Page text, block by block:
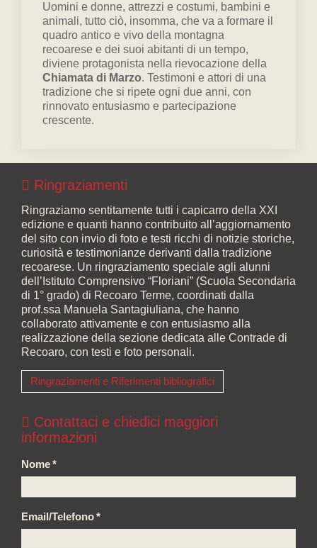
Uomini e donne, attrezzi e costumi, bambini e
animali, tutto ciò, insomma, che va a formare il
quadro antico e vivo della montagna
recoarese e dei suoi abitanti di un tempo,
diviene protagonista nella rievocazione della
Chiamata di Marzo. Testimoni e attori di una
tradizione che si ripete ogni due anni, con
rinnovato entusiasmo e partecipazione
crescente.
Ringraziamenti
Ringraziamo sentitamente tutti i capicarro della XXI
edizione e quanti hanno contribuito all’aggiornamento
del sito con invio di foto e testi ricchi di notizie storiche,
curiosità e testimonianze derivanti dalla tradizione
recoarese. Un ringraziamento speciale agli alunni
dell’Istituto Comprensivo “Floriani” (Scuola Secondaria
di 1° grado) di Recoaro Terme, coordinati dalla
prof.ssa Manuela Santagiuliana, che hanno
collaborato attivamente e con entusiasmo alla
realizzazione della sezione dedicata alle Contrade di
Recoaro, con testi e foto personali.
Ringraziamenti e Riferimenti bibliografici
Contattaci e chiedici maggiori
informazioni
Nome*
Email/Telefono*